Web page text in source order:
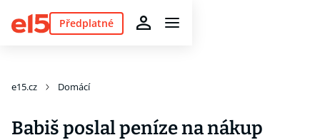
Předplatné
e15.cz Domácí
Babiš poslal peníze na nákup